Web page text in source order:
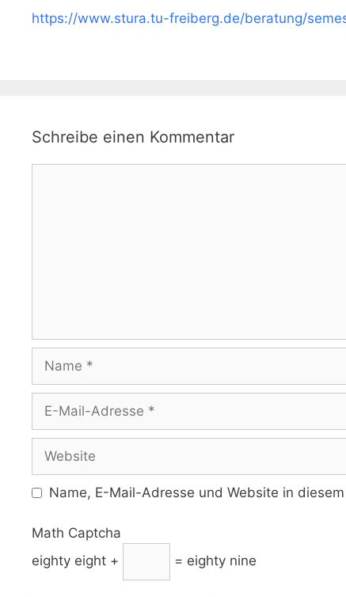
https://www.stura.tu-freiberg.de/beratung/
Schreibe einen Kommentar
Name
Adresse
Website
Name, E-Mail-Adresse und Website in
Math Captcha
eighty eight +
= eighty nine